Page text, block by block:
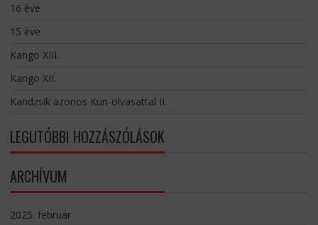
16 éve
15 éve
Kango XIII.
Kango XII.
Kandzsik azonos Kun-olvasattal II.
LEGUTÓBBI HOZZÁSZÓLÁSOK
ARCHÍVUM
2025. február